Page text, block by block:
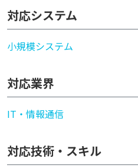
対応システム
小規模システム
対応業界
IT・情報通信
対応技術・スキル